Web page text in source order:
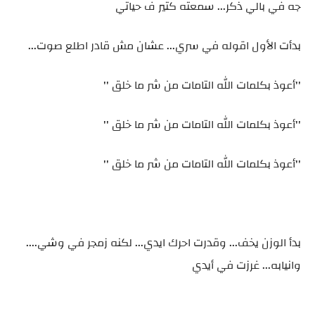
جه في بالي ذكر... سمعته كتير ف حياتي
بدأت الأول اقوله في سري... عشان مش قادر اطلع صوت...
''أعوذ بكلمات الله التامات من شر ما خلق ''
''أعوذ بكلمات الله التامات من شر ما خلق ''
''أعوذ بكلمات الله التامات من شر ما خلق ''
بدأ الوزن يخف... وقدرت احرك ايدي... لكنه زمجر في وشي....
وانيابه... غرزت في أيدي